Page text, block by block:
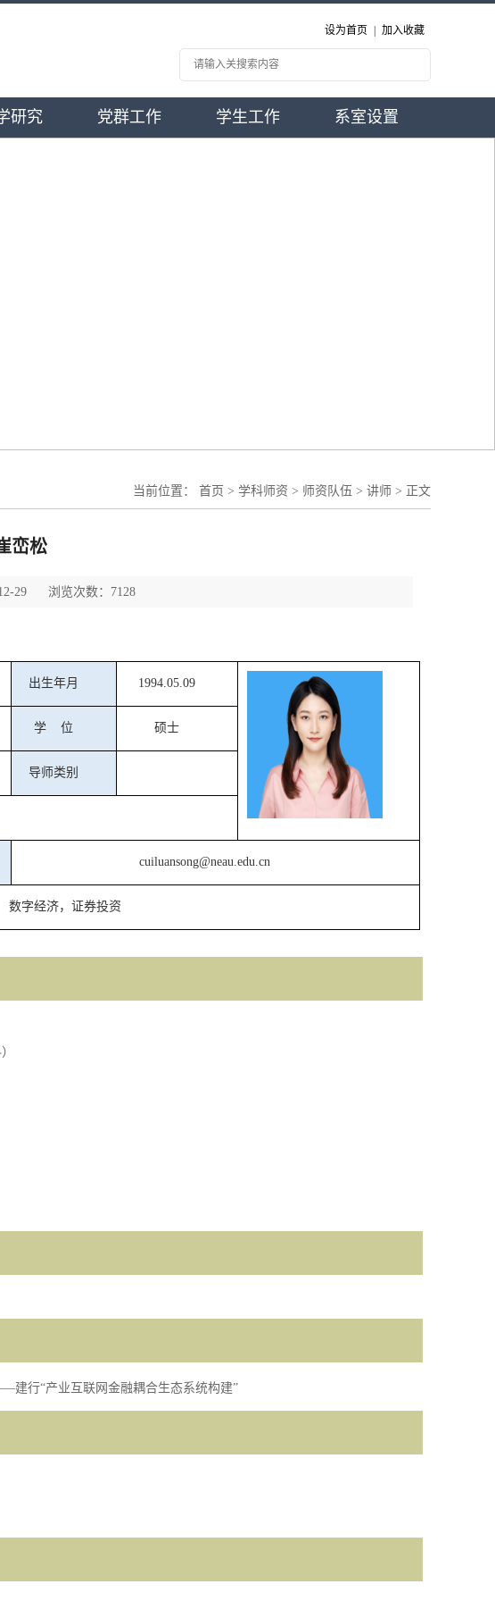
设为首页 加入收藏
研究 党群工作 学生工作 系室设置
当前位置： 首页 > 学科师资 > 师资队伍 > 讲师 > 正文
峦松
29 浏览次数：7128
出生年月 1994.05.09
学 位 硕士
导师类别
cuiluansong@neau.edu.cn
数字经济，证券投资
建行“产业互联网金融耦合生态系统构建”